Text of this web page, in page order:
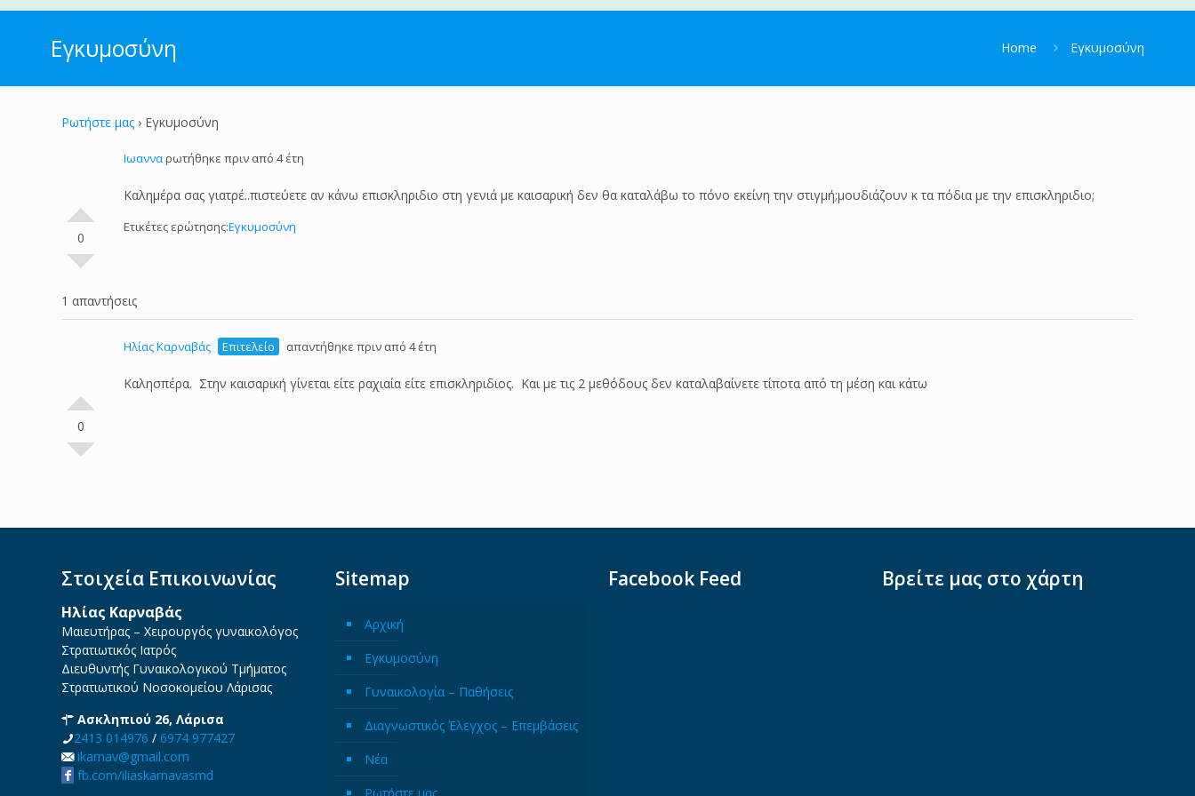
Εγκυμοσύνη Home Εγκυμοσύνη
Ρωτήστε μας › Εγκυμοσύνη
0
Ιωανναρωτήθηκε πριν από 4 έτη
Καλημέρα σας γιατρέ..πιστεύετε αν κάνω επισκληριδιο στη γενιά με καισαρική δεν θα καταλάβω το πόνο εκείνη την στιγμή;μουδιάζουν κ τα πόδια με την επισκληριδιο;
Ετικέτες ερώτησης:Εγκυμοσύνη
1 απαντήσεις
0
Ηλίας Καρναβάς Επιτελείο απαντήθηκε πριν από 4 έτη
Καλησπέρα. Στην καισαρική γίνεται είτε ραχιαία είτε επισκληριδιος. Και με τις 2 μεθόδους δεν καταλαβαίνετε τίποτα από τη μέση και κάτω
Στοιχεία Επικοινωνίας
Ηλίας Καρναβάς
Μαιευτήρας – Χειρουργός γυναικολόγος
Στρατιωτικός Ιατρός
Διευθυντής Γυναικολογικού Τμήματος
Στρατιωτικού Νοσοκομείου Λάρισας
Ασκληπιού 26, Λάρισα
2413 014976 / 6974 977427
ikarnav@gmail.com
fb.com/iliaskarnavasmd
Sitemap
Αρχική
Εγκυμοσύνη
Γυναικολογία – Παθήσεις
Διαγνωστικός Έλεγχος – Επεμβάσεις
Νέα
Facebook Feed Βρείτε μας στο χάρτη